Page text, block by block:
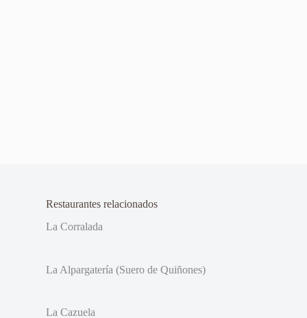
Restaurantes relacionados
La Corralada
La Alpargatería (Suero de Quiñones)
La Cazuela